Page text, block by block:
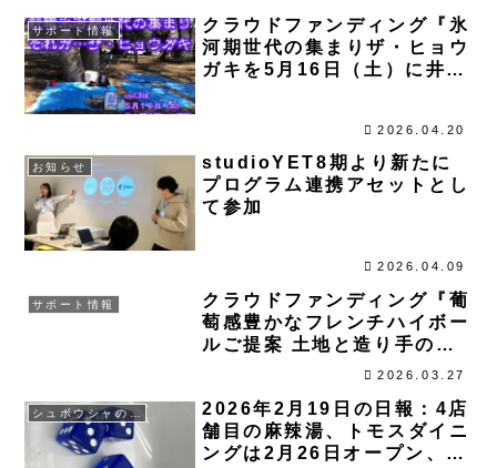
サポート情報
クラウドファンディング『氷
河期世代の集まりザ・ヒョウ
ガキを5月16日（土）に井の
2026.04.20
お知らせ
studioYET8期より新たに
プログラム連携アセットとし
て参加
2026.04.09
サポート情報
クラウドファンディング『葡
萄感豊かなフレンチハイボー
ルご提案 土地と造り手の哲
学が宿るコニャックを日本
からスタート
2026.03.27
シュボウシャのブログ
2026年2月19日の日報：4店
舗目の麻辣湯、トモスダイニ
ングは2月26日オープン、ニ